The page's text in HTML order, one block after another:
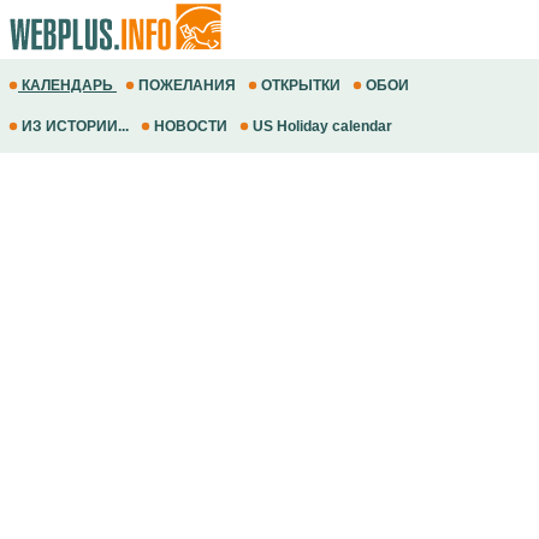
КАЛЕНДАРЬ ПОЖЕЛАНИЯ ОТКРЫТКИ ОБОИ
ИЗ ИСТОРИИ... НОВОСТИ US Holiday calendar